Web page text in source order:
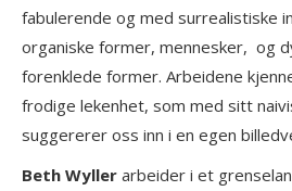
fabulerende og med surrealistiske
organiske former, mennesker, og
forenklede former. Arbeidene
frodige lekenhet, som med sitt
suggererer oss inn i en egen
Beth Wyller arbeider i et